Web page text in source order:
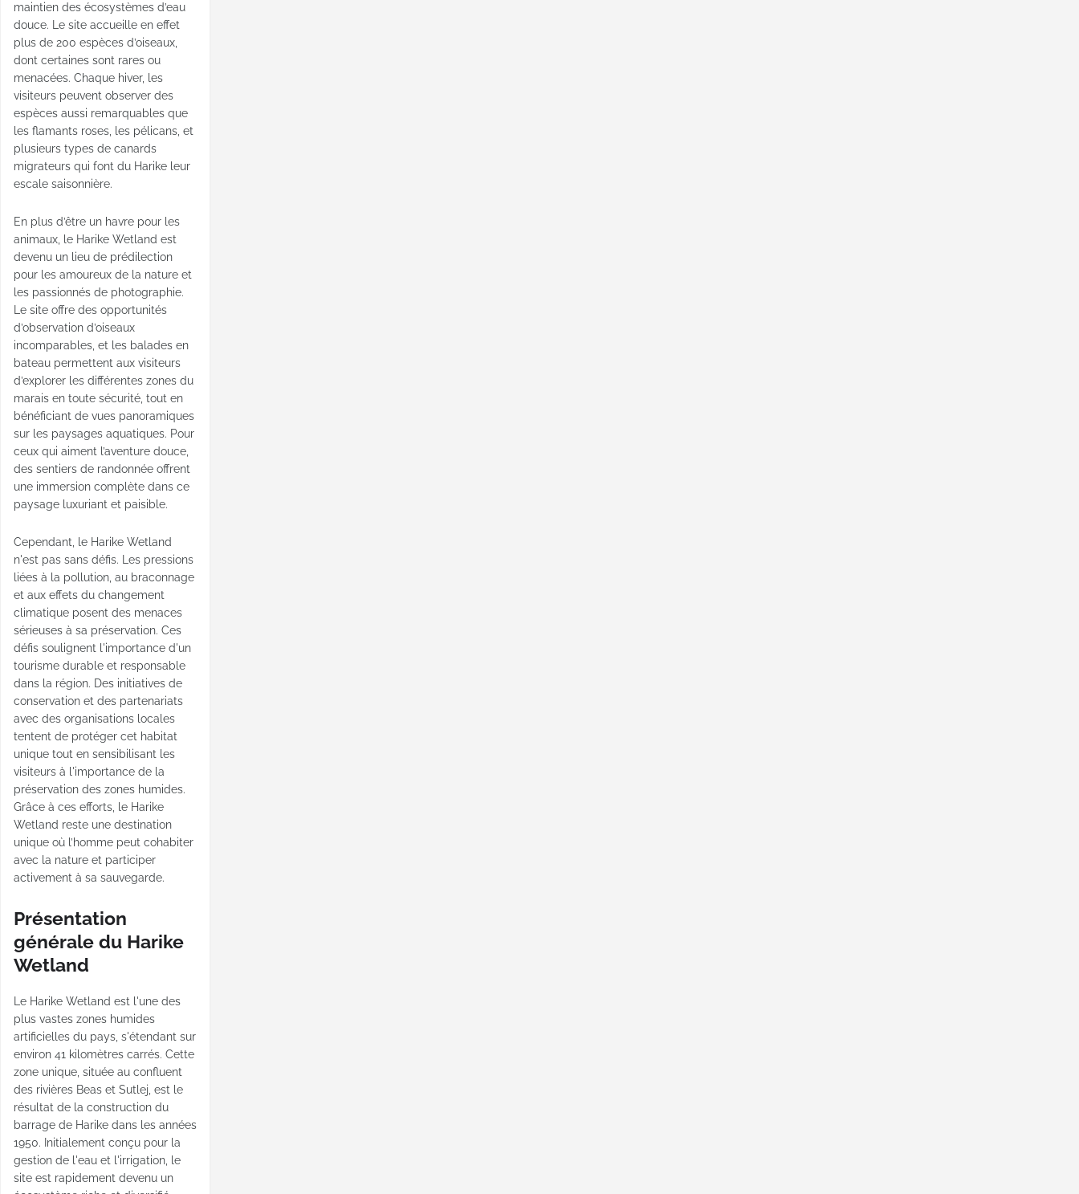
maintien des écosystèmes d’eau
douce. Le site accueille en effet
plus de 200 espèces d’oiseaux,
dont certaines sont rares ou
menacées. Chaque hiver, les
visiteurs peuvent observer des
espèces aussi remarquables que
les flamants roses, les pélicans, et
plusieurs types de canards
migrateurs qui font du Harike leur
escale saisonnière.
En plus d’être un havre pour les
animaux, le Harike Wetland est
devenu un lieu de prédilection
pour les amoureux de la nature et
les passionnés de photographie.
Le site offre des opportunités
d’observation d’oiseaux
incomparables, et les balades en
bateau permettent aux visiteurs
d’explorer les différentes zones du
marais en toute sécurité, tout en
bénéficiant de vues panoramiques
sur les paysages aquatiques. Pour
ceux qui aiment l’aventure douce,
des sentiers de randonnée offrent
une immersion complète dans ce
paysage luxuriant et paisible.
Cependant, le Harike Wetland
n'est pas sans défis. Les pressions
liées à la pollution, au braconnage
et aux effets du changement
climatique posent des menaces
sérieuses à sa préservation. Ces
défis soulignent l'importance d'un
tourisme durable et responsable
dans la région. Des initiatives de
conservation et des partenariats
avec des organisations locales
tentent de protéger cet habitat
unique tout en sensibilisant les
visiteurs à l'importance de la
préservation des zones humides.
Grâce à ces efforts, le Harike
Wetland reste une destination
unique où l’homme peut cohabiter
avec la nature et participer
activement à sa sauvegarde.
Présentation
générale du Harike
Wetland
Le Harike Wetland est l'une des
plus vastes zones humides
artificielles du pays, s'étendant sur
environ 41 kilomètres carrés. Cette
zone unique, située au confluent
des rivières Beas et Sutlej, est le
résultat de la construction du
barrage de Harike dans les années
1950. Initialement conçu pour la
gestion de l'eau et l'irrigation, le
site est rapidement devenu un